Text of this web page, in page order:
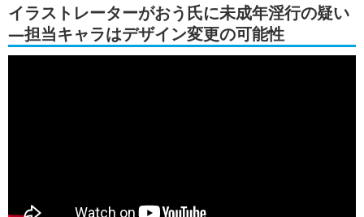
イラストレーターがおう氏に未成年淫行の疑い
―担当キャラはデザイン変更の可能性